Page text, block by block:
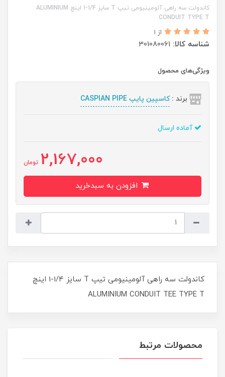
کاندولت سه راهی آلومینیومی تیپ T سایز 1/4-1 اینچ ALUMINIUM
CONDUIT TYPE T
از 1
شناسه کالا: 301080061
ویژگی‌های محصول
برند :کاسپین پایپ CASPIAN PIPE
آماده ارسال
2,167,000 تومان
کاندولت سه راهی آلومینیومی تیپ T سایز 1/4-1 اینچ
ALUMINIUM CONDUIT TEE TYPE T
محصولات مرتبط